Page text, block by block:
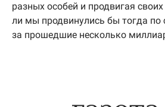
разных особей и продвигая
ли мы продвинулись бы тогда по
за прошедшие несколько